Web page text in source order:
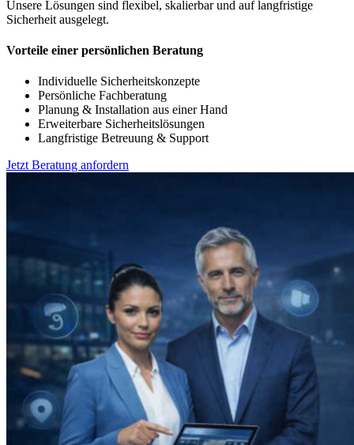
Unsere Lösungen sind flexibel, skalierbar und auf langfristige
Sicherheit ausgelegt.
Vorteile einer persönlichen Beratung
Individuelle Sicherheitskonzepte
Persönliche Fachberatung
Planung & Installation aus einer Hand
Erweiterbare Sicherheitslösungen
Langfristige Betreuung & Support
Jetzt Beratung anfordern